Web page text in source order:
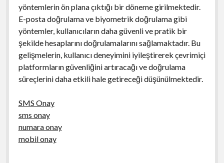
yöntemlerin ön plana çıktığı bir döneme girilmektedir.
E-posta doğrulama ve biyometrik doğrulama gibi
yöntemler, kullanıcıların daha güvenli ve pratik bir
şekilde hesaplarını doğrulamalarını sağlamaktadır. Bu
gelişmelerin, kullanıcı deneyimini iyileştirerek çevrimiçi
platformların güvenliğini artıracağı ve doğrulama
süreçlerini daha etkili hale getireceği düşünülmektedir.
SMS Onay
sms onay
numara onay
mobil onay